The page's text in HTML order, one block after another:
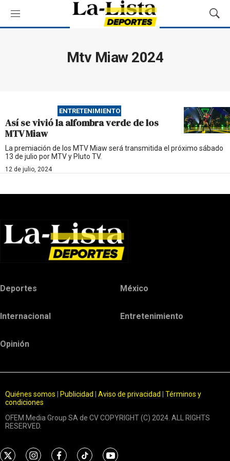
M
e
M
o
ú
s
q
u
e
Mtv Miaw 2024
ENTRETENIMIENTO
Así se vivió la alfombra verde de los
MTV Miaw
La premiación de los MTV Miaw será transmitida el próximo sábado
13 de julio por MTV y Pluto TV.
12 de julio, 2024
Deportes México
Internacional Entretenimiento
Opinión
Quiénes somos Publicidad Aviso de privacidad
Términos y
condiciones
OFEM Media Group SA de CV COPYRIGHT (C) 2024. ALL RIGHTS
RESERVED.